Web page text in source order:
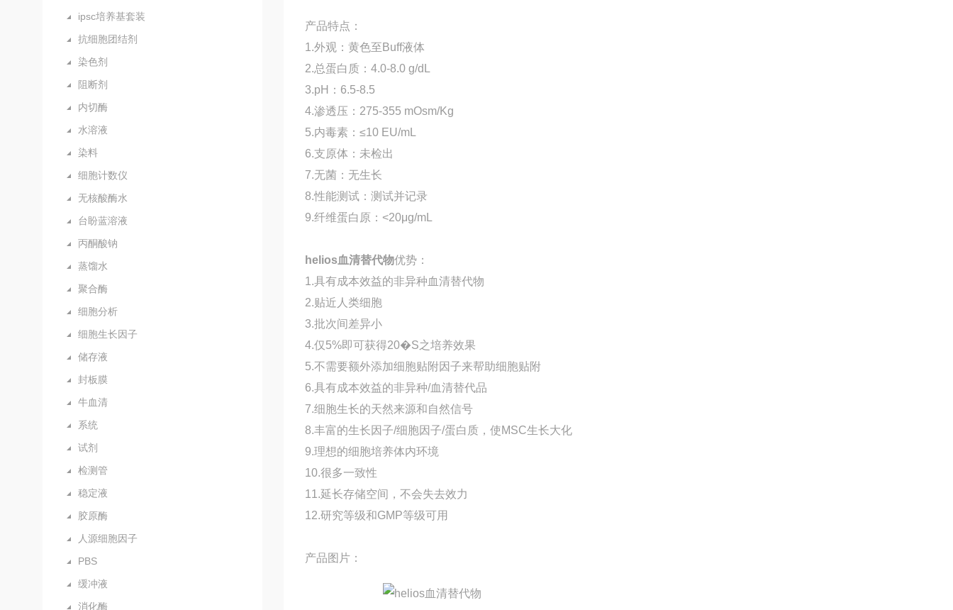
ipsc培养基套装
抗细胞团结剂
染色剂
阻断剂
内切酶
水溶液
染料
细胞计数仪
无核酸酶水
台盼蓝溶液
丙酮酸钠
蒸馏水
聚合酶
细胞分析
细胞生长因子
储存液
封板膜
牛血清
系统
试剂
检测管
稳定液
胶原酶
人源细胞因子
PBS
缓冲液
消化酶
产品特点：
1.外观：黄色至Buff液体
2.总蛋白质：4.0-8.0 g/dL
3.pH：6.5-8.5
4.渗透压：275-355 mOsm/Kg
5.内毒素：≤10 EU/mL
6.支原体：未检出
7.无菌：无生长
8.性能测试：测试并记录
9.纤维蛋白原：<20μg/mL
helios血清替代物优势：
1.具有成本效益的非异种血清替代物
2.贴近人类细胞
3.批次间差异小
4.仅5%即可获得20�S之培养效果
5.不需要额外添加细胞贴附因子来帮助细胞贴附
6.具有成本效益的非异种/血清替代品
7.细胞生长的天然来源和自然信号
8.丰富的生长因子/细胞因子/蛋白质，使MSC生长大化
9.理想的细胞培养体内环境
10.很多一致性
11.延长存储空间，不会失去效力
12.研究等级和GMP等级可用
产品图片：